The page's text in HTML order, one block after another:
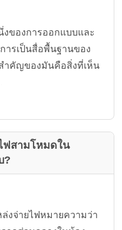
งของการออกแบบและ
ารเป็นสื่อพื้นฐานของ
ำคัญของมันคือสิ่งที่เห็น
ฟสามโหมดใน
?
ล่งจ่ายไฟหมายความว่า